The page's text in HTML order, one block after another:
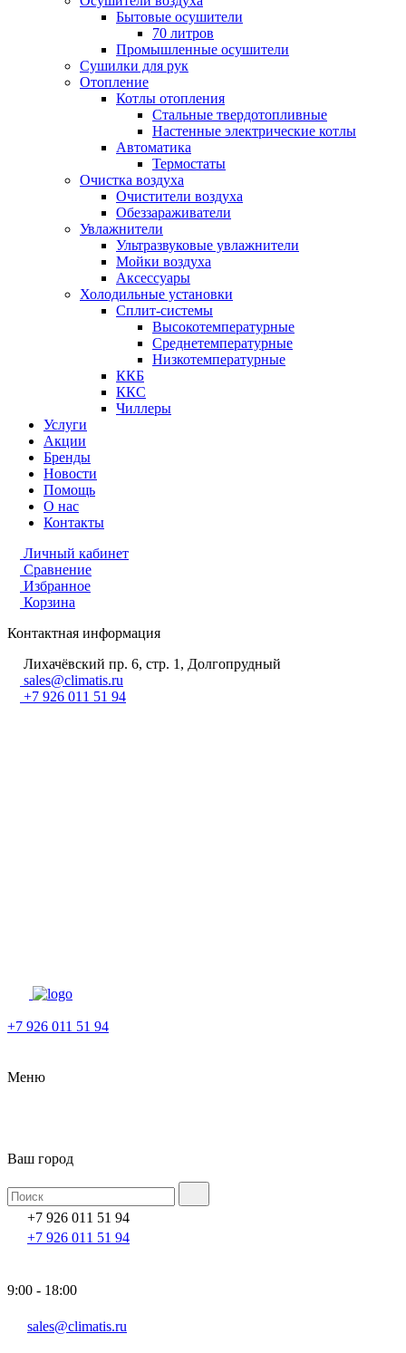
Бытовые осушители
70 литров
Промышленные осушители
Сушилки для рук
Отопление
Котлы отопления
Стальные твердотопливные
Настенные электрические котлы
Автоматика
Термостаты
Очистка воздуха
Очистители воздуха
Обеззараживатели
Увлажнители
Ультразвуковые увлажнители
Мойки воздуха
Аксессуары
Холодильные установки
Сплит-системы
Высокотемпературные
Среднетемпературные
Низкотемпературные
ККБ
ККС
Чиллеры
Услуги
Акции
Бренды
Новости
Помощь
О нас
Контакты
Личный кабинет
Сравнение
Избранное
Корзина
Контактная информация
Лихачёвский пр. 6, стр. 1, Долгопрудный
sales@climatis.ru
+7 926 011 51 94
+7 926 011 51 94
Меню
Ваш город
+7 926 011 51 94
+7 926 011 51 94
9:00 - 18:00
sales@climatis.ru